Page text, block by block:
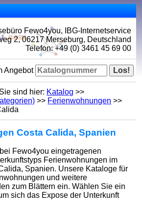
Fewo4you, IBG-Internetservice
2, 06217 Merseburg, Deutschland
Telefon: +49 (0) 3461 45 69 00
Angebot
sind hier: Katalog >>
>> Ferienwohnungen >>
Costa Calida, Spanien
Fewo4you eingetragenen
Ferienwohnungen im
Spanien. Unsere Kataloge für
und weitere
zum Blättern ein. Wählen Sie ein
sich das Expose der Unterkunft